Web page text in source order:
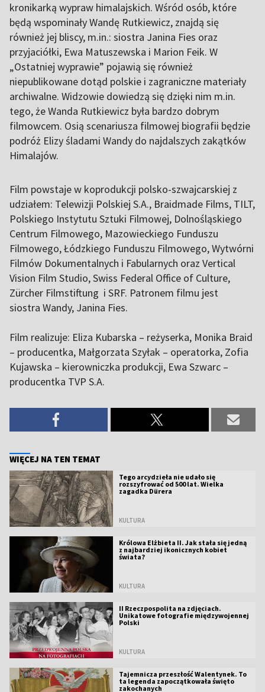
kronikarką wypraw himalajskich. Wśród osób, które
będą wspominały Wandę Rutkiewicz, znajdą się
również jej bliscy, m.in.: siostra Janina Fies oraz
przyjaciółki, Ewa Matuszewska i Marion Feik. W
„Ostatniej wyprawie” pojawią się również
niepublikowane dotąd polskie i zagraniczne materiały
archiwalne. Widzowie dowiedzą się dzięki nim m.in.
tego, że Wanda Rutkiewicz była bardzo dobrym
filmowcem. Osią scenariusza filmowej biografii będzie
podróż Elizy śladami Wandy do najdalszych zakątków
Himalajów.
Film powstaje w koprodukcji polsko-szwajcarskiej z
udziałem: Telewizji Polskiej S.A., Braidmade Films, TILT,
Polskiego Instytutu Sztuki Filmowej, Dolnośląskiego
Centrum Filmowego, Mazowieckiego Funduszu
Filmowego, Łódzkiego Funduszu Filmowego, Wytwórni
Filmów Dokumentalnych i Fabularnych oraz Vertical
Vision Film Studio, Swiss Federal Office of Culture,
Zürcher Filmstiftung i SRF. Patronem filmu jest
siostra Wandy, Janina Fies.
Film realizuje: Eliza Kubarska – reżyserka, Monika Braid
– producentka, Małgorzata Szyłak – operatorka, Zofia
Kujawska – kierowniczka produkcji, Ewa Szwarc –
producentka TVP S.A.
WIĘCEJ NA TEN TEMAT
Tego arcydzieła nie udało się
rozszyfrować od 500 lat. Wielka
zagadka Dürera
KULTURA
Królowa Elżbieta II. Jak stała się jedną
z najbardziej ikonicznych kobiet
świata?
KULTURA
II Rzeczpospolita na zdjęciach.
Unikatowe fotografie międzywojennej
Polski
KULTURA
Tajemnicza przeszłość Walentynek. To
ta legenda zapoczątkowała święto
zakochanych